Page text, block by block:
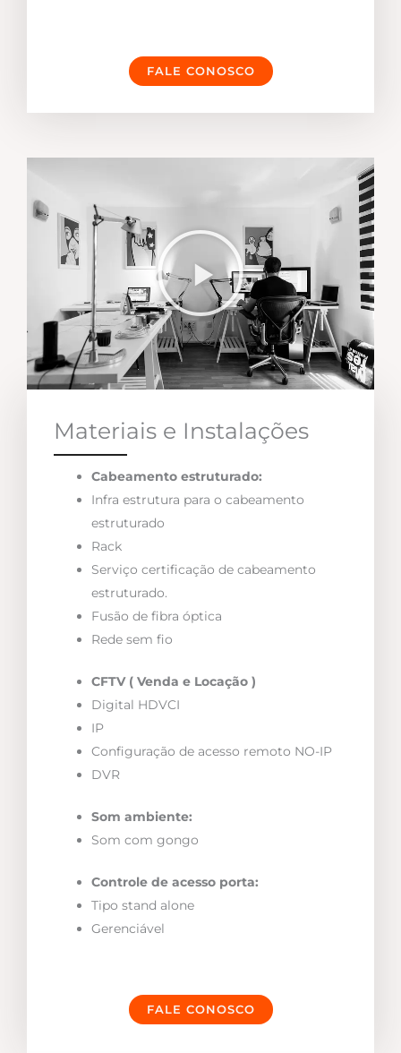
FALE CONOSCO
Materiais e Instalações
Cabeamento estruturado:
Infra estrutura para o cabeamento
estruturado
Rack
Serviço certificação de cabeamento
estruturado.
Fusão de fibra óptica
Rede sem fio
CFTV ( Venda e Locação )
Digital HDVCI
IP
Configuração de acesso remoto NO-IP
DVR
Som ambiente:
Som com gongo
Controle de acesso porta:
Tipo stand alone
Gerenciável
FALE CONOSCO